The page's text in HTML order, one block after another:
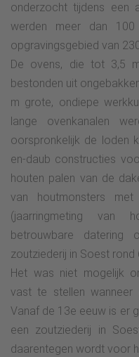
onderzocht tijdens een
werden meer dan
opgravingsgebied van
De ovens, die tot 3,5
bestonden uit
m grote, ondiepe
lange ovenkanalen
oorspronkelijk de loden
en-daub constructies
houten palen van de
van houtmonsters met
(jaarringmeting van
betrouwbare
zoutziederij in Soest rond
Het was niet mogelijk
vast te stellen wanneer
Vanaf de 13e eeuw is er
een zoutziederij in
daarentegen wordt voor